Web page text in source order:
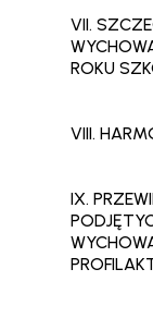
VII.
ROKU
VIII.
IX.